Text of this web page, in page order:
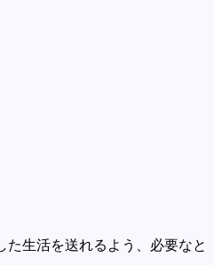
生活を送れるよう、必要なと